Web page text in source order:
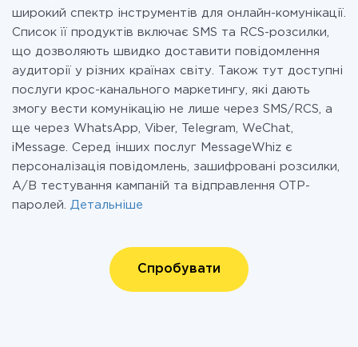
широкий спектр інструментів для онлайн-комунікації.
Список її продуктів включає SMS та RCS-розсилки,
що дозволяють швидко доставити повідомлення
аудиторії у різних країнах світу. Також тут доступні
послуги крос-канального маркетингу, які дають
змогу вести комунікацію не лише через SMS/RCS, а
ще через WhatsApp, Viber, Telegram, WeChat,
iMessage. Серед інших послуг MessageWhiz є
персоналізація повідомлень, зашифровані розсилки,
A/B тестування кампаній та відправлення OTP-
паролей. Детальніше
Спробувати